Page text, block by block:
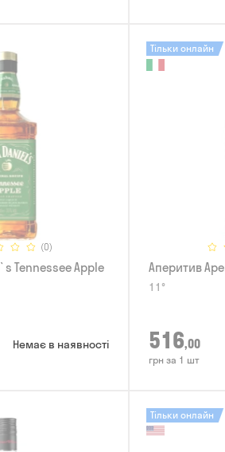
(0)
Tennessee Apple
Немає в наявності
Тільки онлайн
Аперитив
11°
516,00
грн за 1 шт
Тільки онлайн